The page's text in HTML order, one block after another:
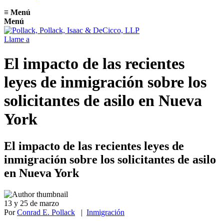
≡ Menú
Menú
Llame a
El impacto de las recientes
leyes de inmigración sobre los
solicitantes de asilo en Nueva
York
El impacto de las recientes leyes de
inmigración sobre los solicitantes de asilo
en Nueva York
13 y 25 de marzo
PorConrad E. Pollack | Inmigración